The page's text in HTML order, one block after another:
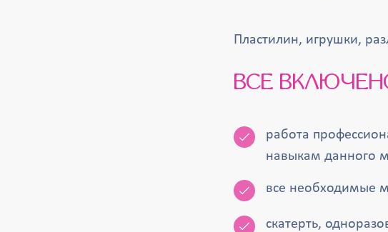
Пластилин, игрушки,
ВСЕ
работа
навыкам данного
все необходимые
скатерть,